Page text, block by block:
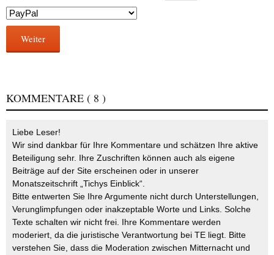
Weiter
KOMMENTARE ( 8 )
Liebe Leser!
Wir sind dankbar für Ihre Kommentare und schätzen Ihre aktive
Beteiligung sehr. Ihre Zuschriften können auch als eigene
Beiträge auf der Site erscheinen oder in unserer
Monatszeitschrift „Tichys Einblick“.
Bitte entwerten Sie Ihre Argumente nicht durch Unterstellungen,
Verunglimpfungen oder inakzeptable Worte und Links. Solche
Texte schalten wir nicht frei. Ihre Kommentare werden
moderiert, da die juristische Verantwortung bei TE liegt. Bitte
verstehen Sie, dass die Moderation zwischen Mitternacht und